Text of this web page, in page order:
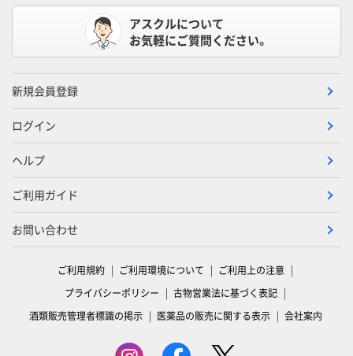
アスクルについて
お気軽にご質問ください。
新規会員登録
ログイン
ヘルプ
ご利用ガイド
お問い合わせ
ご利用規約 ご利用環境について
ご利用上の注意
プライバシーポリシー
古物営業法に基づく表記
酒類販売管理者標識の掲示
医薬品の販売に関する表示 会社案内